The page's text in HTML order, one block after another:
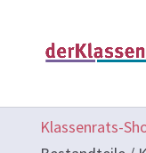
Klassenrats-